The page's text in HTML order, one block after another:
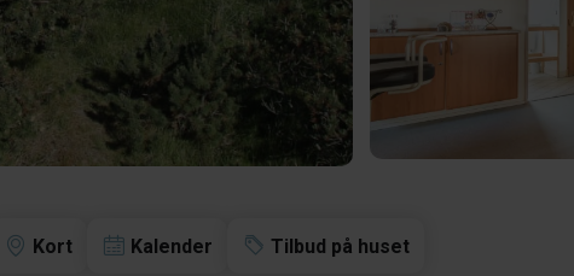
Kort Kalender Tilbud på huset